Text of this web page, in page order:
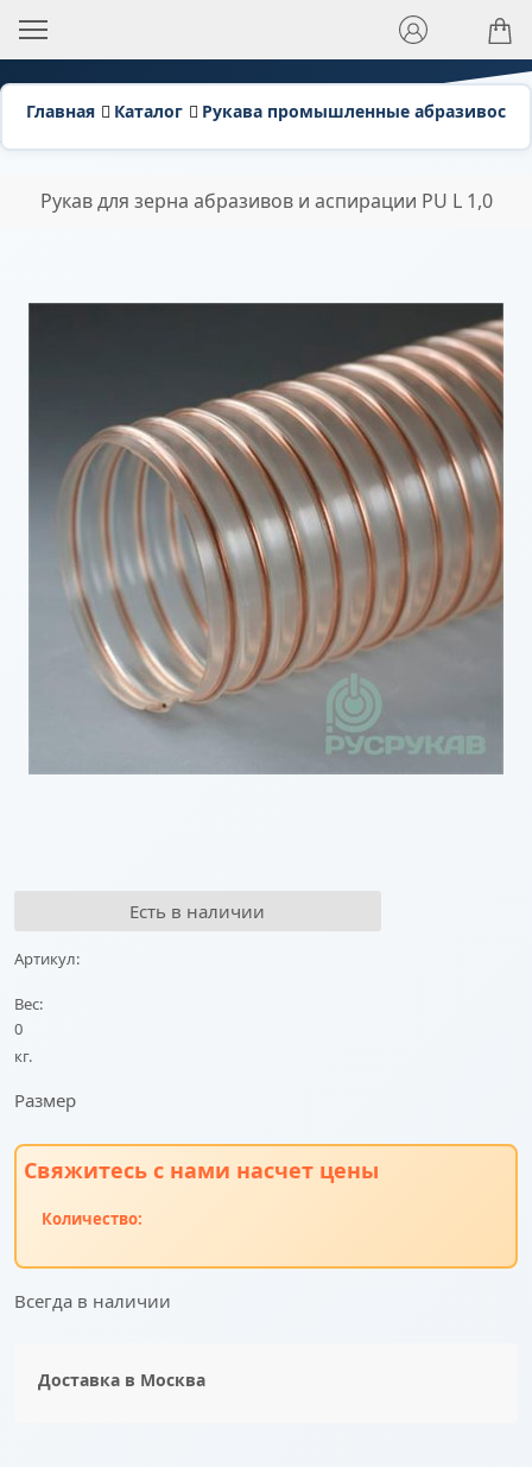
Главная Каталог Рукава промышленные
Рукав для зерна абразивов и аспирации PU L 1,0
Есть в наличии
Артикул:
Вес:
0
кг.
Размер
Свяжитесь с нами насчет цены
Количество:
Всегда в наличии
Доставка в Москва